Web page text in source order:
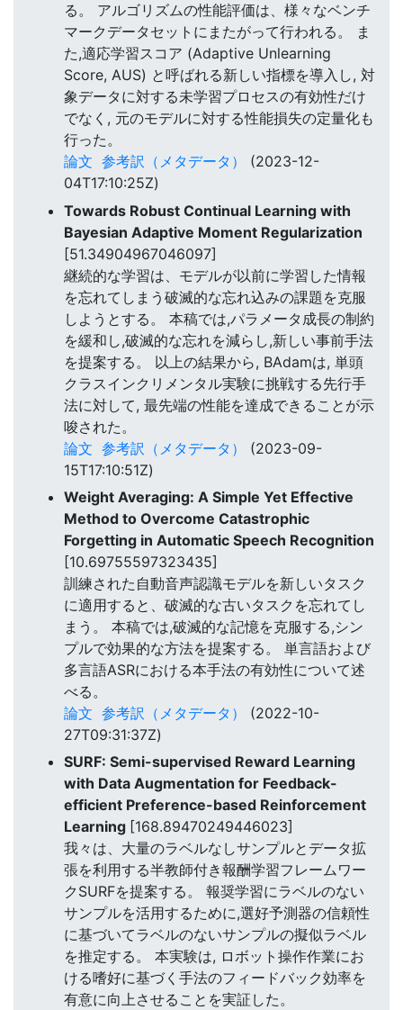
る。 アルゴリズムの性能評価は、様々なベンチ
マークデータセットにまたがって行われる。 ま
た,適応学習スコア (Adaptive Unlearning
Score, AUS) と呼ばれる新しい指標を導入し, 対
象データに対する未学習プロセスの有効性だけ
でなく, 元のモデルに対する性能損失の定量化も
行った。
論文 参考訳（メタデータ）
(2023-12-
04T17:10:25Z)
Towards Robust Continual Learning with
Bayesian Adaptive Moment Regularization
[51.34904967046097]
継続的な学習は、モデルが以前に学習した情報
を忘れてしまう破滅的な忘れ込みの課題を克服
しようとする。 本稿では,パラメータ成長の制約
を緩和し,破滅的な忘れを減らし,新しい事前手法
を提案する。 以上の結果から, BAdamは, 単頭
クラスインクリメンタル実験に挑戦する先行手
法に対して, 最先端の性能を達成できることが示
唆された。
論文 参考訳（メタデータ）
(2023-09-
15T17:10:51Z)
Weight Averaging: A Simple Yet Effective
Method to Overcome Catastrophic
Forgetting in Automatic Speech Recognition
[10.69755597323435]
訓練された自動音声認識モデルを新しいタスク
に適用すると、破滅的な古いタスクを忘れてし
まう。 本稿では,破滅的な記憶を克服する,シン
プルで効果的な方法を提案する。 単言語および
多言語ASRにおける本手法の有効性について述
べる。
論文 参考訳（メタデータ）
(2022-10-
27T09:31:37Z)
SURF: Semi-supervised Reward Learning
with Data Augmentation for Feedback-
efficient Preference-based Reinforcement
Learning [168.89470249446023]
我々は、大量のラベルなしサンプルとデータ拡
張を利用する半教師付き報酬学習フレームワー
クSURFを提案する。 報奨学習にラベルのない
サンプルを活用するために,選好予測器の信頼性
に基づいてラベルのないサンプルの擬似ラベル
を推定する。 本実験は, ロボット操作作業にお
ける嗜好に基づく手法のフィードバック効率を
有意に向上させることを実証した。